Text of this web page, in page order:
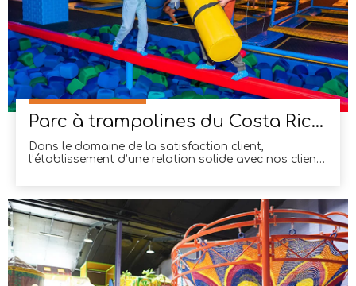
Parc à trampolines du Costa Rica : un mélange parfait d'excellence en matière de conception et de qualité de produit fiable
Dans le domaine de la satisfaction client,
l’établissement d’une relation solide avec nos clients
avec nos estimés clients costaricains, et les
résultats ont été tout simplement remarquables.
Grâce à notre engagement inébranlable à fournir